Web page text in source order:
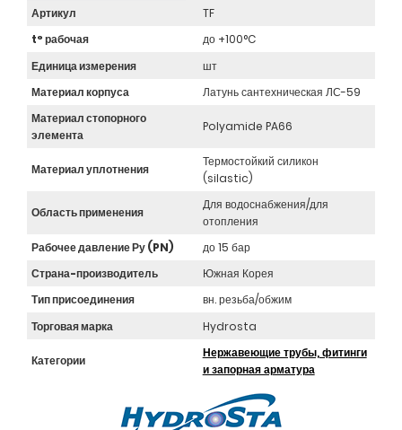
Артикул
TF
t° рабочая
до +100°C
Единица измерения
шт
Материал корпуса
Латунь сантехническая ЛС-59
Материал стопорного
элемента
Polyamide PA66
Материал уплотнения
Термостойкий силикон
(silastic)
Область применения
Для водоснабжения/для
отопления
Рабочее давление Ру (PN)
до 15 бар
Страна-производитель
Южная Корея
Тип присоединения
вн. резьба/обжим
Торговая марка
Hydrosta
Категории
Нержавеющие трубы, фитинги
и запорная арматура